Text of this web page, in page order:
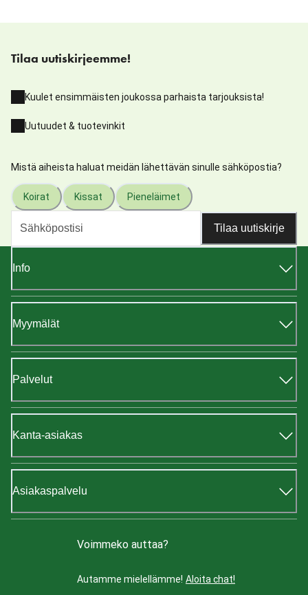
Tilaa uutiskirjeemme!
Kuulet ensimmäisten joukossa parhaista tarjouksista!
Uutuudet & tuotevinkit
Mistä aiheista haluat meidän lähettävän sinulle sähköpostia?
Koirat Kissat Pieneläimet
Tilaa uutiskirje
Info
Myymälät
Palvelut
Kanta-asiakas
Asiakaspalvelu
Voimmeko auttaa?
Autamme mielellämme! Aloita chat!